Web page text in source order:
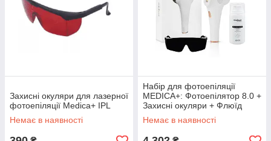
Захисні окуляри для лазерної
фотоепіляції Medica+ IPL
Немає в наявності
Набір для фотоепіляції
MEDICA+: Фотоепілятор 8.0 +
Захисні окуляри + Флюїд
після епіляції
Немає в наявності